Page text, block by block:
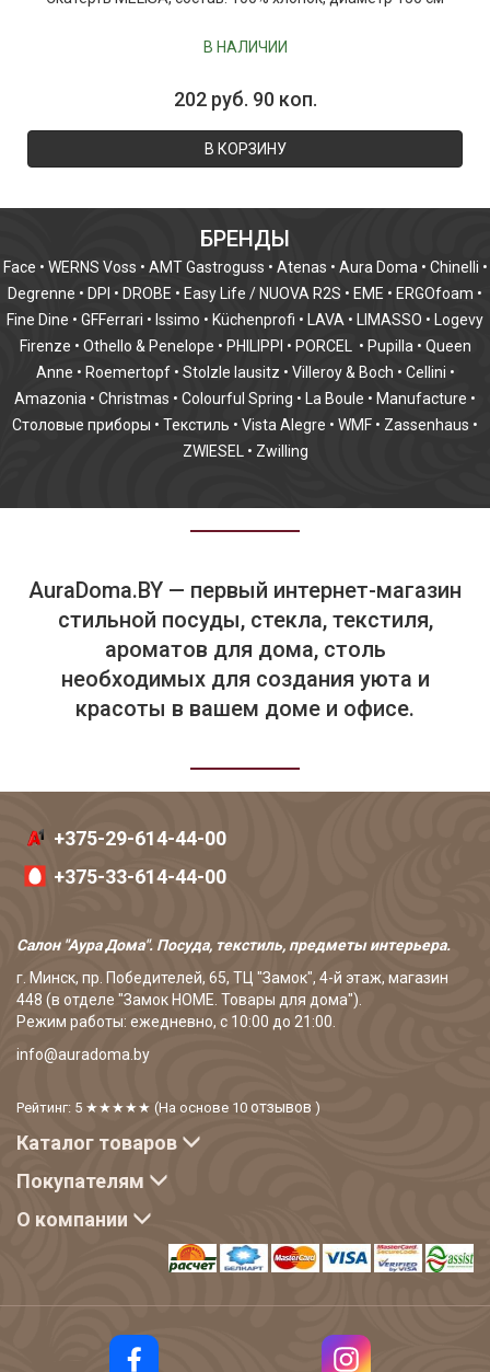
В НАЛИЧИИ
202 руб. 90 коп.
В КОРЗИНУ
БРЕНДЫ
Face • WERNS Voss • AMT Gastroguss • Atenas • Aura Doma • Chinelli •
Degrenne • DPI • DROBE • Easy Life / NUOVA R2S • EME • ERGOfoam •
Fine Dine • GFFerrari • Issimo • Küchenprofi • LAVA • LIMASSO • Logevy
Firenze • Othello & Penelope • PHILIPPI • PORCEL • Pupilla • Queen
Anne • Roemertopf • Stolzle lausitz • Villeroy & Boch • Cellini •
Amazonia • Christmas • Colourful Spring • La Boule • Manufacture •
Столовые приборы • Текстиль • Vista Alegre • WMF • Zassenhaus •
ZWIESEL • Zwilling
AuraDoma.BY — первый интернет-магазин
стильной посуды, стекла, текстиля,
ароматов для дома, столь
необходимых для создания уюта и
красоты в вашем доме и офисе.
+375-29-614-44-00
+375-33-614-44-00
Салон "Аура Дома". Посуда, текстиль, предметы интерьера.
г. Минск, пр. Победителей, 65, ТЦ "Замок", 4-й этаж, магазин
448 (в отделе "Замок HOME. Товары для дома").
Режим работы: ежедневно, с 10:00 до 21:00.
info@auradoma.by
Рейтинг: 5 ★★★★★ (На основе 10 отзывов )
Каталог товаров
Покупателям
О компании